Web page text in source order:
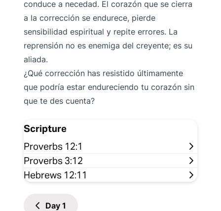
conduce a necedad. El corazón que se cierra
a la corrección se endurece, pierde
sensibilidad espiritual y repite errores. La
reprensión no es enemiga del creyente; es su
aliada.
¿Qué corrección has resistido últimamente
que podría estar endureciendo tu corazón sin
que te des cuenta?
Scripture
Proverbs 12:1
Proverbs 3:12
Hebrews 12:11
Day 1